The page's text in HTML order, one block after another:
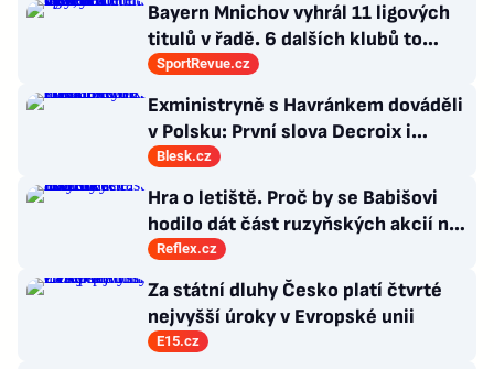
Bayern Mnichov vyhrál 11 ligových
titulů v řadě. 6 dalších klubů to
zvládlo také, některé i víckrát
SportRevue.cz
Exministryně s Havránkem dováděli
v Polsku: První slova Decroix i
Havránkové!
Blesk.cz
Hra o letiště. Proč by se Babišovi
hodilo dát část ruzyňských akcií na
burzu?
Reflex.cz
Za státní dluhy Česko platí čtvrté
nejvyšší úroky v Evropské unii
E15.cz